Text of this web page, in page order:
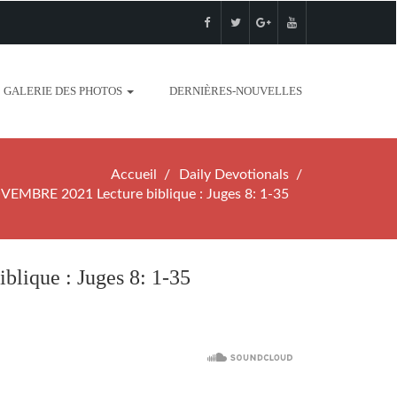
GALERIE DES PHOTOS DERNIÈRES-NOUVELLES
Accueil
Daily Devotionals
2021 Lecture biblique : Juges 8: 1-35
: Juges 8: 1-35